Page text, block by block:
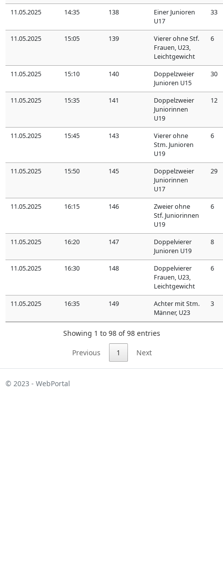
11.05.2025 14:35 138
Einer Junioren
U17
33
11.05.2025 15:05 139
Vierer ohne Stf.
Frauen, U23,
Leichtgewicht
6
11.05.2025 15:10 140
Doppelzweier
Junioren U15
30
11.05.2025 15:35 141
Doppelzweier
Juniorinnen
U19
12
11.05.2025 15:45 143
Vierer ohne
Stm. Junioren
U19
6
11.05.2025 15:50 145
Doppelzweier
Juniorinnen
U17
29
11.05.2025 16:15 146
Zweier ohne
Stf. Juniorinnen
U19
6
11.05.2025 16:20 147
Doppelvierer
Junioren U19
8
11.05.2025 16:30 148
Doppelvierer
Frauen, U23,
Leichtgewicht
6
11.05.2025 16:35 149
Achter mit Stm.
Männer, U23
3
Showing 1 to 98 of 98 entries
Previous 1 Next
© 2023 - WebPortal